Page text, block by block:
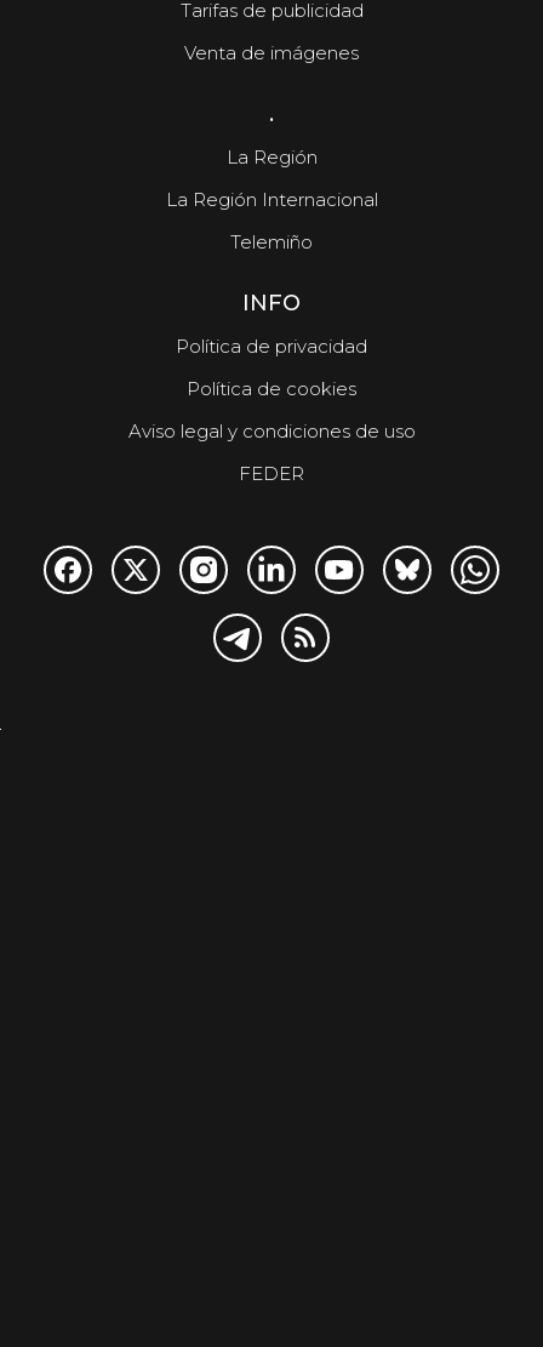
Tarifas de publicidad
Venta de imágenes
.
La Región
La Región Internacional
Telemiño
INFO
Política de privacidad
Política de cookies
Aviso legal y condiciones de uso
FEDER